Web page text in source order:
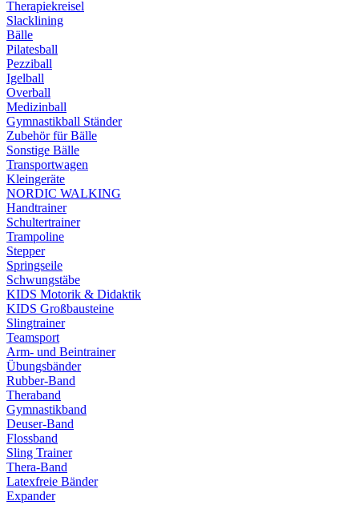
Therapiekreisel
Slacklining
Bälle
Pilatesball
Pezziball
Igelball
Overball
Medizinball
Gymnastikball Ständer
Zubehör für Bälle
Sonstige Bälle
Transportwagen
Kleingeräte
NORDIC WALKING
Handtrainer
Schultertrainer
Trampoline
Stepper
Springseile
Schwungstäbe
KIDS Motorik & Didaktik
KIDS Großbausteine
Slingtrainer
Teamsport
Arm- und Beintrainer
Übungsbänder
Rubber-Band
Theraband
Gymnastikband
Deuser-Band
Flossband
Sling Trainer
Thera-Band
Latexfreie Bänder
Expander